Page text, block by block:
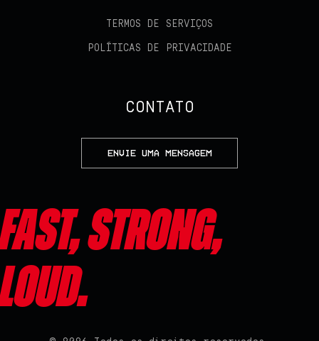
TERMOS DE SERVIÇOS
POLÍTICAS DE PRIVACIDADE
CONTATO
ENVIE UMA MENSAGEM
Fast, Strong,
Loud.